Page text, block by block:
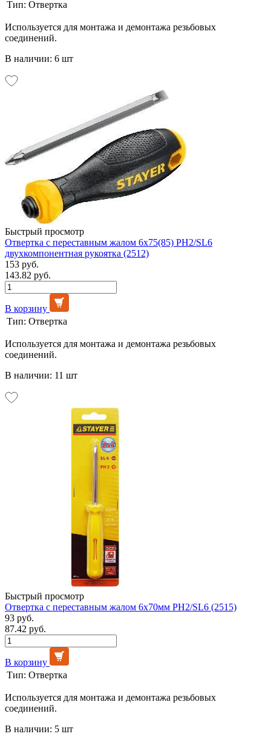
Тип: Отвертка
Используется для монтажа и демонтажа резьбовых
соединений.
В наличии: 6 шт
Быстрый просмотр
Отвертка с переставным жалом 6х75(85) PH2/SL6
двухкомпонентная рукоятка (2512)
153 руб.
143.82 руб.
В корзину
Тип: Отвертка
Используется для монтажа и демонтажа резьбовых
соединений.
В наличии: 11 шт
Быстрый просмотр
Отвертка с переставным жалом 6х70мм PH2/SL6 (2515)
93 руб.
87.42 руб.
В корзину
Тип: Отвертка
Используется для монтажа и демонтажа резьбовых
соединений.
В наличии: 5 шт